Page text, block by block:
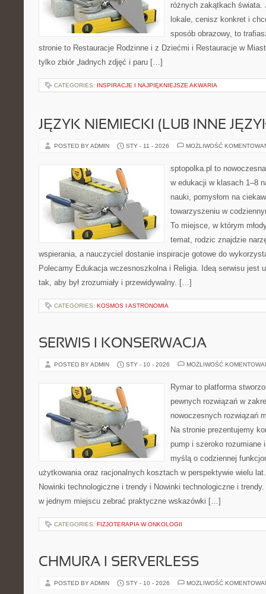
różnych zakątkach
lokale, cenisz konkret i
sposób obrazowy, to
stronie to Restauracje Rodzinne i z Dziećmi i Restauracje w
tylko zbiór „ładnych zdjęć i paru […]
CATEGORIES: INSPIRACJE I NAJPIĘKNIEJSZE AKWARIA
JĘZYK NIEMIECKI (LUB INNE
POSTED BY ADMIN STY - 11 - 2026 MOŻLIWOŚĆ
sptopolka.pl to
w edukacji w klasach 1–8
nauki, pomysłom na
towarzyszeniu w
To miejsce, w którym
temat, rodzic znajdzie
wspierania, a nauczyciel dostanie inspiracje gotowe do
Polecamy Edukacja wczesnoszkolna i Religia. Ideą serwisu jest
tak, aby był zrozumiały i przewidywalny. […]
CATEGORIES: KOSMOS I ASTRONOMIA
SERWIS I KONSERWACJA
POSTED BY ADMIN STY - 10 - 2026 MOŻLIWOŚĆ
Rymar to platforma
pewnych rozwiązań w
nowoczesnych rozwiązań
Na stronie prezentujemy
pump i szeroko rozumiane
myślą o codziennej
użytkowania oraz racjonalnych kosztach w perspektywie wielu
Nowinki technologiczne i trendy i Nowinki technologiczne i
w jednym miejscu zebrać praktyczne wskazówki […]
CATEGORIES: FIZJOTERAPIA W ONKOLOGII
CHMURA I SERVERLESS
POSTED BY ADMIN STY - 10 - 2026 MOŻLIWOŚĆ